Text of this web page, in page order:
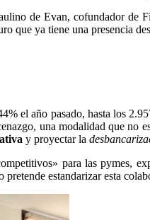
de Evan, cofundador de
que ya tiene una presencia
el año pasado, hasta los
una modalidad que no
y proyectar la
para las pymes,
estandarizar esta